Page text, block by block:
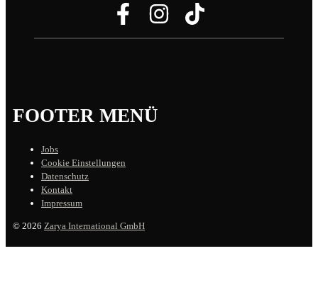
FOOTER MENÜ
Jobs
Cookie Einstellungen
Datenschutz
Kontakt
Impressum
© 2026 Zarya International GmbH